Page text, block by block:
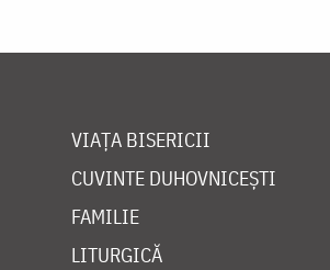
VIAȚA BISERICII
CUVINTE DUHOVNICEȘTI
FAMILIE
LITURGICĂ